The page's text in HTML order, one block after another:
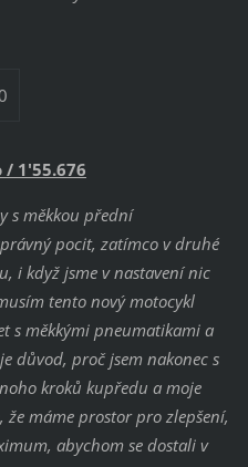
1'55.676
s měkkou přední
pocit, zatímco v druhé
i když jsme v nastavení nic
tento nový motocykl
s měkkými pneumatikami a
důvod, proč jsem nakonec s
kroků kupředu a moje
máme prostor pro zlepšení,
abychom se dostali v